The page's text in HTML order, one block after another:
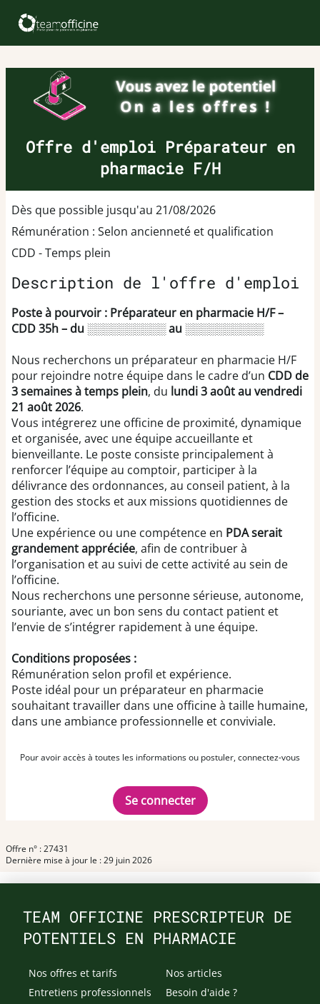
Offre d'emploi Préparateur en
pharmacie F/H
Dès que possible jusqu'au 21/08/2026
Rémunération : Selon ancienneté et qualification
CDD - Temps plein
Description de l'offre d'emploi
Poste à pourvoir : Préparateur en pharmacie H/F –
CDD 35h – du ░░░░░░░░░░ au ░░░░░░░░░░
Nous recherchons un préparateur en pharmacie H/F
pour rejoindre notre équipe dans le cadre d’un CDD de
3 semaines à temps plein, du lundi 3 août au vendredi
21 août 2026.
Vous intégrerez une officine de proximité, dynamique
et organisée, avec une équipe accueillante et
bienveillante. Le poste consiste principalement à
renforcer l’équipe au comptoir, participer à la
délivrance des ordonnances, au conseil patient, à la
gestion des stocks et aux missions quotidiennes de
l’officine.
Une expérience ou une compétence en PDA serait
grandement appréciée, afin de contribuer à
l’organisation et au suivi de cette activité au sein de
l’officine.
Nous recherchons une personne sérieuse, autonome,
souriante, avec un bon sens du contact patient et
l’envie de s’intégrer rapidement à une équipe.
Conditions proposées :
Rémunération selon profil et expérience.
Poste idéal pour un préparateur en pharmacie
souhaitant travailler dans une officine à taille humaine,
dans une ambiance professionnelle et conviviale.
Pour avoir accès à toutes les informations ou postuler, connectez-vous
Se connecter
Offre n° : 27431
Dernière mise à jour le : 29 juin 2026
TEAM OFFICINE PRESCRIPTEUR DE
POTENTIELS EN PHARMACIE
Nos offres et tarifs
Entretiens professionnels
Nos articles
Besoin d'aide ?